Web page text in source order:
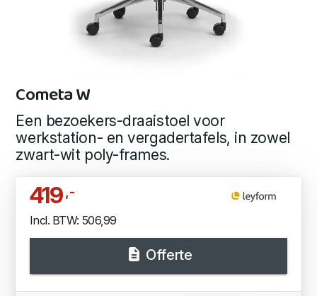
Cometa W
Een bezoekers-draaistoel voor
werkstation- en vergadertafels, in zowel
zwart-wit poly-frames.
419 ,-
Incl. BTW: 506,99
Offerte